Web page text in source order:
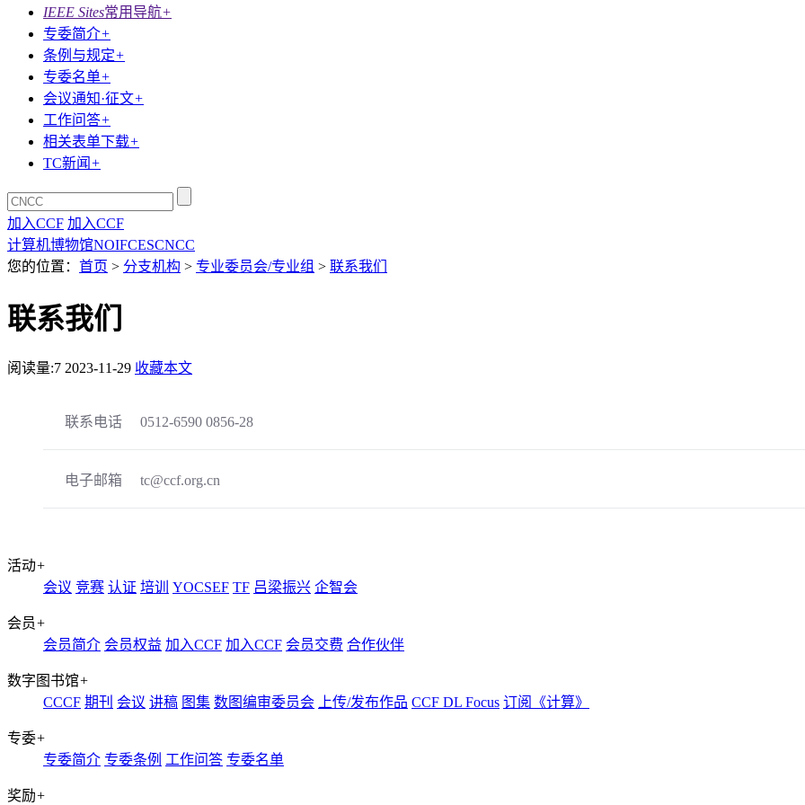
IEEE Sites常用导航+
专委简介+
条例与规定+
专委名单+
会议通知·征文+
工作问答+
相关表单下载+
TC新闻 +
加入CCF 加入CCF
计算机博物馆NOIFCESCNCC
您的位置： 首页 > 分支机构 > 专业委员会/专业组 > 联系我们
联系我们
阅读量:7 2023-11-29 收藏本文
联系电话 0512-6590 0856-28
电子邮箱 tc@ccf.org.cn
活动+
会议 竞赛 认证 培训 YOCSEF TF 吕梁振兴 企智会
会员+
会员简介 会员权益 加入CCF 加入CCF 会员交费 合作伙伴
数字图书馆+
CCCF 期刊 会议 讲稿 图集 数图编审委员会 上传/发布作品 CCF DL Focus 订阅《计算》
专委+
专委简介 专委条例 工作问答 专委名单
奖励+